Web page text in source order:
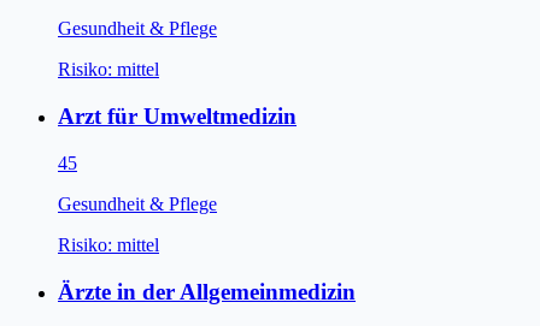
Gesundheit & Pflege
Risiko: mittel
Arzt für Umweltmedizin
45
Gesundheit & Pflege
Risiko: mittel
Ärzte in der Allgemeinmedizin